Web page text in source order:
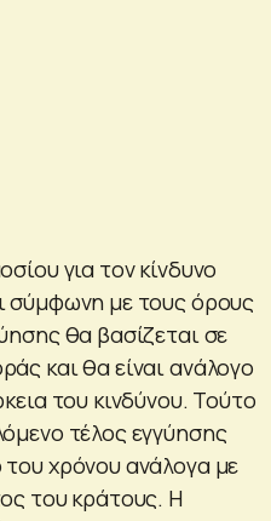
για τον κίνδυνο
σύμφωνη με τους όρους
θα βασίζεται σε
και θα είναι ανάλογο
του κινδύνου. Τούτο
τέλος εγγύησης
χρόνου ανάλογα με
του κράτους. Η